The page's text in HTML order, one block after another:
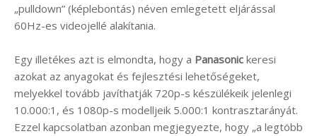
„pulldown” (képlebontás) néven emlegetett eljárással
60Hz-es videojellé alakítania.
Egy illetékes azt is elmondta, hogy a Panasonic keresi
azokat az anyagokat és fejlesztési lehetőségeket,
melyekkel tovább javíthatják 720p-s készülékeik jelenlegi
10.000:1, és 1080p-s modelljeik 5.000:1 kontrasztarányát.
Ezzel kapcsolatban azonban megjegyezte, hogy „a legtöbb